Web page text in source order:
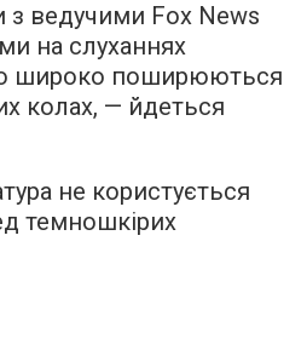
з ведучими Fox News
на слуханнях
широко поширюються
колах, — йдеться
не користується
темношкірих